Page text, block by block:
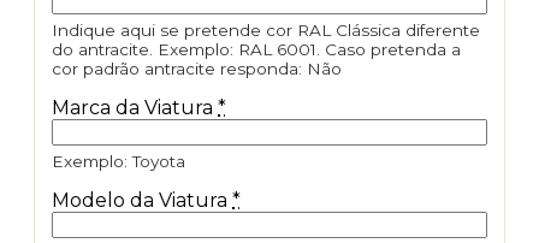
Indique aqui se pretende cor RAL Clássica diferente
do antracite. Exemplo: RAL 6001. Caso pretenda a
cor padrão antracite responda: Não
Marca da Viatura *
Exemplo: Toyota
Modelo da Viatura *